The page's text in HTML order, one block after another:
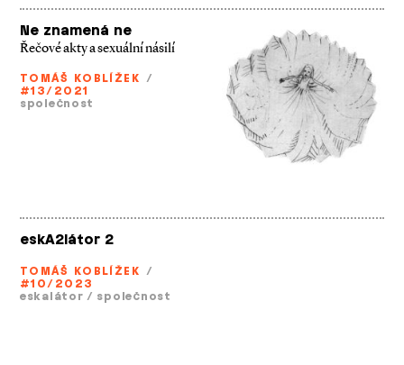
Ne znamená ne
Řečové akty a sexuální násilí
TOMÁŠ KOBLÍŽEK /
#13/2021
společnost
eskA2látor 2
TOMÁŠ KOBLÍŽEK /
#10/2023
eskalátor / společnost